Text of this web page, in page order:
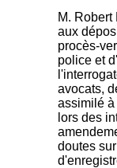
M.
aux
procès-
police et
avocats,
assimilé à
lors des
doutes